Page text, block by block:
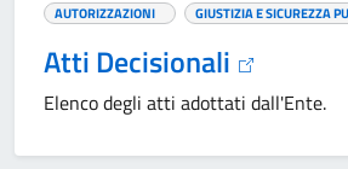
AUTORIZZAZIONI GIUSTIZIA E SICUREZZA
Atti Decisionali
Elenco degli atti adottati dall'Ente.